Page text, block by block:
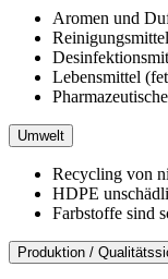
Aromen und
Reinigungsmittel
Lebensmittel
Umwelt
Recycling von
HDPE
Farbstoffe sind
Produktion /